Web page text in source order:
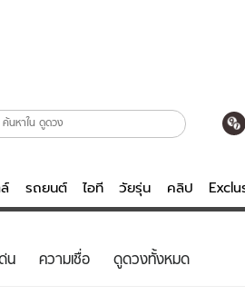
รถยนต์ ไอที วัยรุ่น คลิป
ฟ์สไตล์
น ความเชื่อ ดูดวงทั้งหมด